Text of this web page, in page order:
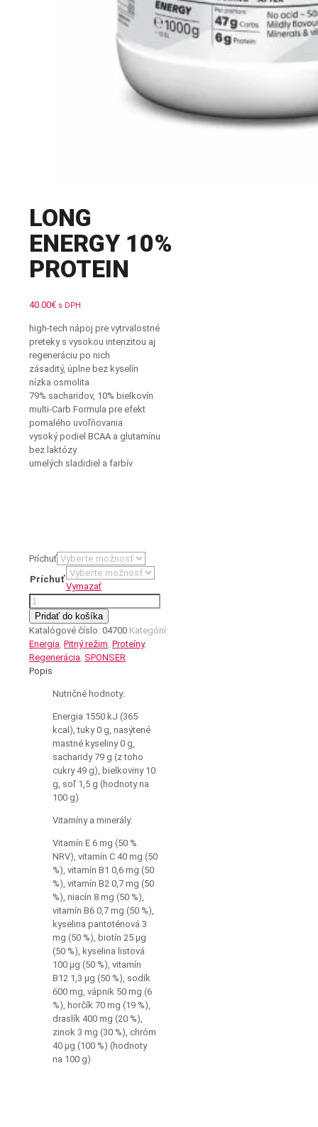
LONG
ENERGY 10%
PROTEIN
40.00€ s DPH
high-tech nápoj pre vytrvalostné
preteky s vysokou intenzitou aj
regeneráciu po nich
zásaditý, úplne bez kyselín
nízka osmolita
79% sacharidov, 10% bielkovín
multi-Carb Formula pre efekt
pomalého uvoľňovania
vysoký podiel BCAA a glutamínu
bez laktózy
umelých sladidiel a farbív
Príchuť
Príchuť
Vymazať
množstvo
LONG
ENERGY
10%
PROTEIN
Pridať do košíka
Katalógové číslo: 04700 Kategórií:
Energia, Pitný režim, Proteíny,
Regenerácia, SPONSER
Popis
Nutričné hodnoty:
Energia 1550 kJ (365
kcal), tuky 0 g, nasýtené
mastné kyseliny 0 g,
sacharidy 79 g (z toho
cukry 49 g), bielkoviny 10
g, soľ 1,5 g (hodnoty na
100 g)
Vitamíny a minerály:
Vitamín E 6 mg (50 %
NRV), vitamín C 40 mg (50
%), vitamín B1 0,6 mg (50
%), vitamín B2 0,7 mg (50
%), niacín 8 mg (50 %),
vitamín B6 0,7 mg (50 %),
kyselina pantoténová 3
mg (50 %), biotín 25 µg
(50 %), kyselina listová
100 µg (50 %), vitamín
B12 1,3 µg (50 %), sodík
600 mg, vápnik 50 mg (6
%), horčík 70 mg (19 %),
draslík 400 mg (20 %),
zinok 3 mg (30 %), chróm
40 µg (100 %) (hodnoty
na 100 g)